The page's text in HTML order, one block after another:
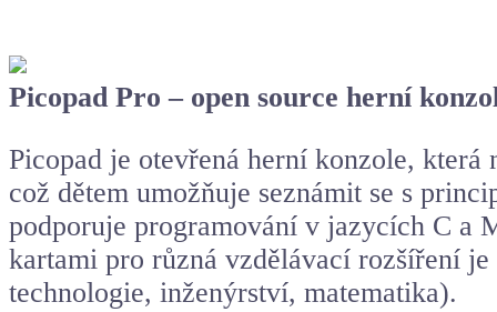
Picopad Pro – open source herní
Picopad je otevřená herní konzole,
což dětem umožňuje seznámit se s
podporuje programování v jazycích C a
kartami pro různá vzdělávací rozšíření
technologie, inženýrství, matematika).